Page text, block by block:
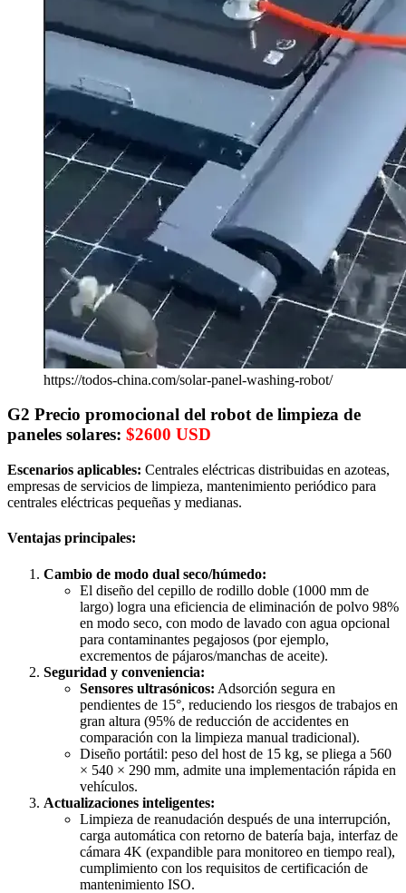
https://todos-china.com/solar-panel-washing-robot/
G2 Precio promocional del robot de limpieza de
paneles solares: $2600 USD
Escenarios aplicables: Centrales eléctricas distribuidas en azoteas,
empresas de servicios de limpieza, mantenimiento periódico para
centrales eléctricas pequeñas y medianas.
Ventajas principales:
Cambio de modo dual seco/húmedo:
El diseño del cepillo de rodillo doble (1000 mm de
largo) logra una eficiencia de eliminación de polvo 98%
en modo seco, con modo de lavado con agua opcional
para contaminantes pegajosos (por ejemplo,
excrementos de pájaros/manchas de aceite).
Seguridad y conveniencia:
Sensores ultrasónicos: Adsorción segura en
pendientes de 15°, reduciendo los riesgos de trabajos en
gran altura (95% de reducción de accidentes en
comparación con la limpieza manual tradicional).
Diseño portátil: peso del host de 15 kg, se pliega a 560
× 540 × 290 mm, admite una implementación rápida en
vehículos.
Actualizaciones inteligentes:
Limpieza de reanudación después de una interrupción,
carga automática con retorno de batería baja, interfaz de
cámara 4K (expandible para monitoreo en tiempo real),
cumplimiento con los requisitos de certificación de
mantenimiento ISO.